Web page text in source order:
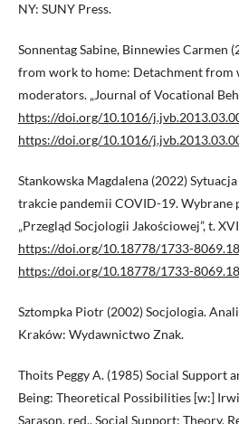
NY: SUNY Press.
Sonnentag Sabine, Binnewies Carmen
from work to home: Detachment from
moderators. „Journal of Vocational
https://doi.org/10.1016/
https://doi.org/10.1016/
Stankowska Magdalena (2022)
trakcie pandemii COVID-19. Wybrane
„Przegląd Socjologii Jakościowej”, t.
https://doi.org/10.18778/1733-
https://doi.org/10.18778/1733-
Sztompka Piotr (2002) Socjologia.
Kraków: Wydawnictwo Znak.
Thoits Peggy A. (1985) Social Support
Being: Theoretical Possibilities [w:]
Sarason, red., Social Support: Theory,